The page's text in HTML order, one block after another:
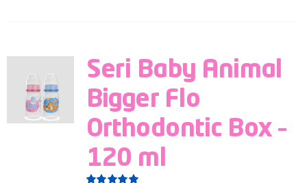
Seri Baby Animal
Bigger Flo
Orthodontic Box –
120 ml